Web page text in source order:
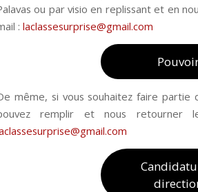
ou par visio en replissant et en
: laclassesurprise@gmail.com
même, si vous souhaitez faire partie
remplir et nous retourner